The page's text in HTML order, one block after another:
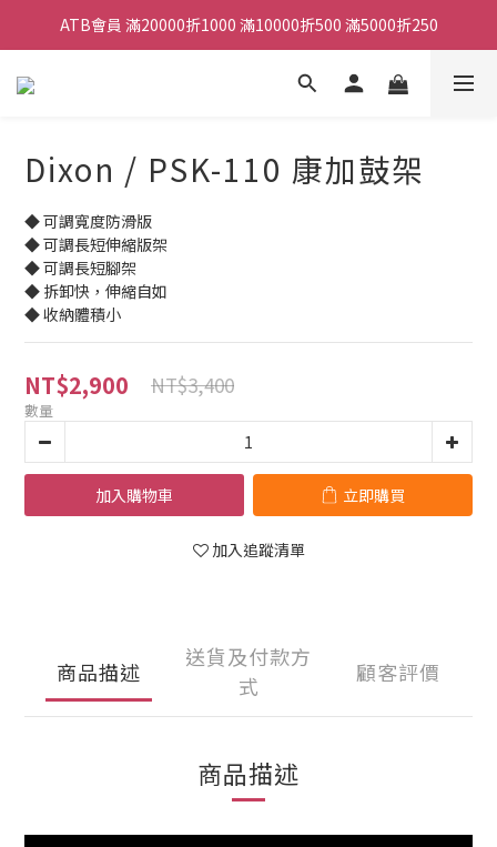
ATB會員 滿20000折1000 滿10000折500 滿5000折250
ATB會員 滿20000折1000 滿10000折500 滿5000折250
全館滿490元免運
ATB會員 滿20000折1000 滿10000折500 滿5000折250
Dixon / PSK-110 康加鼓架
◆ 可調寬度防滑版
◆ 可調長短伸縮版架
◆ 可調長短腳架
◆ 拆卸快，伸縮自如
◆ 收納體積小
NT$2,900 NT$3,400
數量
加入購物車 立即購買
加入追蹤清單
商品描述
送貨及付款方
式
顧客評價
商品描述